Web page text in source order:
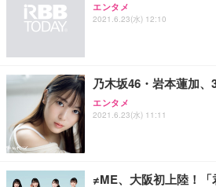
ANDWINT オフィスチェ
エンタメ
2021.6.23(水) 12:10
乃木坂46・岩本蓮加
エンタメ
2021.6.23(水) 11:11
≠ME、大阪初上陸！